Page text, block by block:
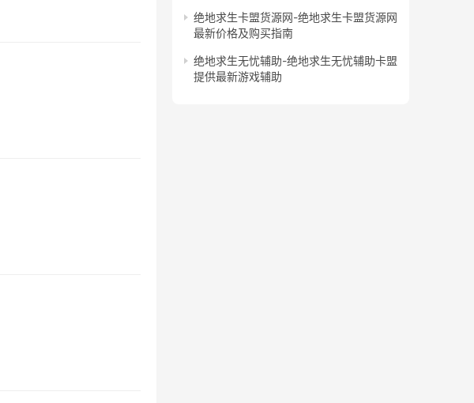
绝地求生卡盟货源网-绝地求生卡盟货源网
最新价格及购买指南
绝地求生无忧辅助-绝地求生无忧辅助卡盟
提供最新游戏辅助